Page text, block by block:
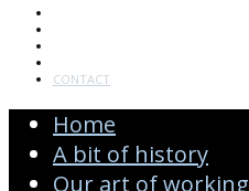
CONTACT
Home
A bit of history
Our art of working